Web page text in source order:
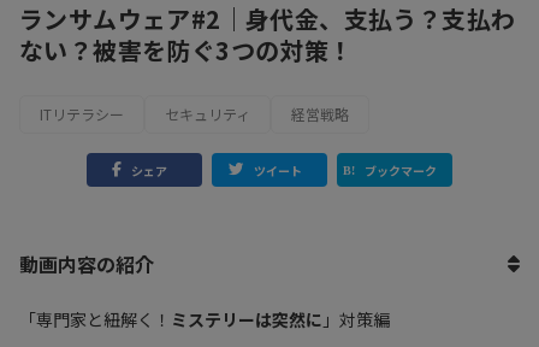
ランサムウェア#2｜身代金、支払う？支払わ
ない？被害を防ぐ3つの対策！
ITリテラシー セキュリティ 経営戦略
シェア ツイート ブックマーク
動画内容の紹介
「専門家と紐解く！ ミステリーは突然に 」対策編